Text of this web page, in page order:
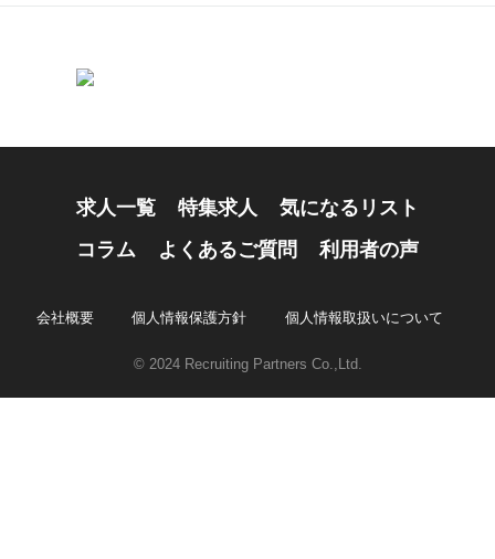
求人一覧 特集求人
気になるリスト
コラム
よくあるご質問 利用者の声
会社概要 個人情報保護方針 個人情報取扱いについて
© 2024 Recruiting Partners Co.,Ltd.